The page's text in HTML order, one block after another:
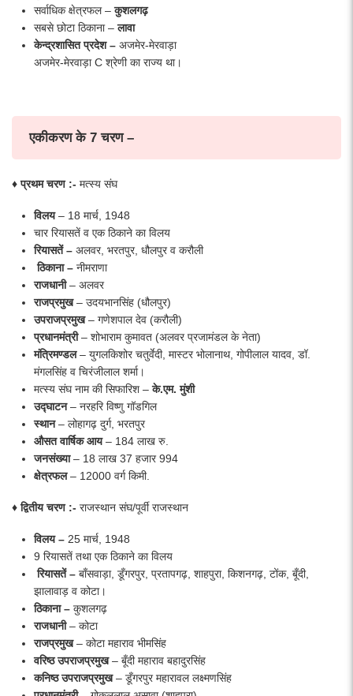
सर्वाधिक क्षेत्रफल –कुशलगढ़
सबसे छोटा ठिकाना –लावा
केन्द्रशासित प्रदेश– अजमेर-मेरवाड़ा
अजमेर-मेरवाड़ा C श्रेणी का राज्य था।
एकीकरण के 7 चरण –
♦ प्रथम चरण :- मत्स्य संघ
विलय – 18 मार्च, 1948
चार रियासतें व एक ठिकाने का विलय
रियासतें – अलवर, भरतपुर, धौलपुर व करौली
ठिकाना – नीमराणा
राजधानी – अलवर
राजप्रमुख – उदयभानसिंह (धौलपुर)
उपराजप्रमुख– गणेशपाल देव (करौली)
प्रधानमंत्री– शोभाराम कुमावत (अलवर प्रजामंडल के नेता)
मंत्रिमण्डल– युगलकिशोर चतुर्वेदी, मास्टर भोलानाथ, गोपीलाल यादव, डॉ.
मंगलसिंह व चिरंजीलाल शर्मा।
मत्स्य संघ नाम की सिफारिश –के.एम. मुंशी
उद्घाटन– नरहरि विष्णु गॉडगिल
स्थान– लोहागढ़ दुर्ग, भरतपुर
औसत वार्षिक आय– 184 लाख रु.
जनसंख्या– 18 लाख 37 हजार 994
क्षेत्रफल– 12000 वर्ग किमी.
♦ द्वितीय चरण :- राजस्थान संघ/पूर्वी राजस्थान
विलय– 25 मार्च, 1948
9 रियासतें तथा एक ठिकाने का विलय
रियासतें – बाँसवाड़ा, डूँगरपुर, प्रतापगढ़, शाहपुरा, किशनगढ़, टोंक, बूँदी,
झालावाड़ व कोटा।
ठिकाना – कुशलगढ़
राजधानी– कोटा
राजप्रमुख – कोटा महाराव भीमसिंह
वरिष्ठउपराजप्रमुख– बूँदी महाराव बहादुरसिंह
कनिष्ठ उपराजप्रमुख – डूँगरपुर महारावल लक्ष्मणसिंह